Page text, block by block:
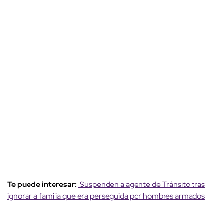
Te puede interesar: Suspenden a agente de Tránsito tras
ignorar a familia que era perseguida por hombres armados